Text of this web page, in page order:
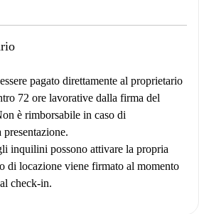
pagato direttamente al proprietario
72 ore lavorative dalla firma del
è rimborsabile in caso di
inquilini possono attivare la propria
di locazione viene firmato al momento
check-in.